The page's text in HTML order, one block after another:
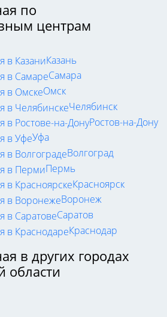
по
центрам
Казань
Самара
Омск
Челябинск
Ростов-на-Дону
Уфа
Волгоград
Пермь
Красноярск
Воронеж
Саратов
Краснодар
в других городах
области